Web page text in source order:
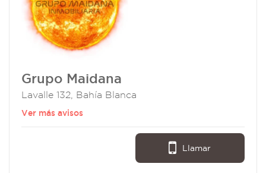
Grupo Maidana
Lavalle 132, Bahía Blanca
Ver más avisos
Llamar